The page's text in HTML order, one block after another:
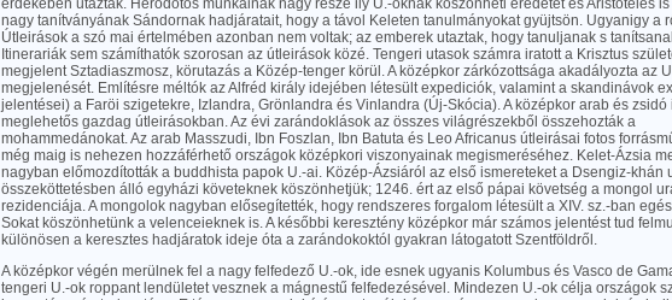
érdekében utaztak. Herodotos munkáinak nagy része ily U.-oknak köszönheti eredetét és Aristoteles
nagy tanítványának Sándornak hadjáratait, hogy a távol Keleten tanulmányokat gyüjtsön. Ugyanigy a
Útleirások a szó mai értelmében azonban nem voltak; az emberek utaztak, hogy tanuljanak s
Itinerariák sem számíthatók szorosan az útleirások közé. Tengeri utasok számra iratott a Krisztus
megjelent Sztadiaszmosz, körutazás a Közép-tenger körül. A középkor zárkózottsága akadályozta az
megjelenését. Említésre méltók az Alfréd király idejében létesült expediciók, valamint a skandinávok
jelentései) a Faröi szigetekre, Izlandra, Grönlandra és Vinlandra (Új-Skócia). A középkor arab és
meglehetős gazdag útleirásokban. Az évi zarándoklások az összes világrészekből összehozták a
mohammedánokat. Az arab Masszudi, Ibn Foszlan, Ibn Batuta és Leo Africanus útleirásai fotos
még maig is nehezen hozzáférhető országok középkori viszonyainak megismeréséhez. Kelet-Ázsia
nagyban előmozdították a buddhista papok U.-ai. Közép-Ázsiáról az első ismereteket a Dsengiz-khán
összeköttetésben álló egyházi követeknek köszönhetjük; 1246. ért az első pápai követség a mongol
rezidenciája. A mongolok nagyban elősegítették, hogy rendszeres forgalom létesült a XIV. sz.-ban
Sokat köszönhetünk a velenceieknek is. A későbbi keresztény középkor már számos jelentést tud
különösen a keresztes hadjáratok ideje óta a zarándokoktól gyakran látogatott Szentföldről.
A középkor végén merülnek fel a nagy felfedező U.-ok, ide esnek ugyanis Kolumbus és Vasco de
tengeri U.-ok roppant lendületet vesznek a mágnestű felfedezésével. Mindezen U.-ok célja országok